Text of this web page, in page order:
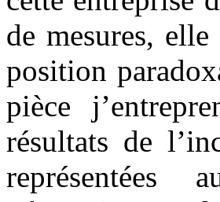
de mesures,
position
pièce
résultats de
représentées